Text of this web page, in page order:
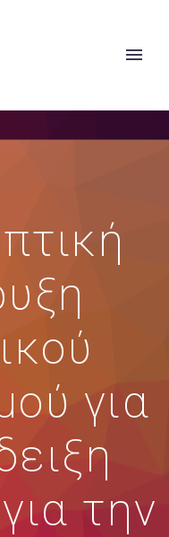
για
την